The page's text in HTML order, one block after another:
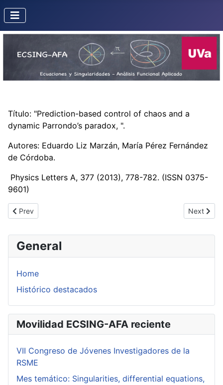
General
Home
Histórico destacados
Movilidad ECSING-AFA reciente
VII Congreso de Jóvenes Investigadores de la
RSME
Mes temático: Singularities, differential equations,
Título: "Prediction-based control of chaos and a
dynamic Parrondo’s paradox, ".
Autores: Eduardo Liz Marzán, María Pérez Fernández
de Córdoba.
Physics Letters A, 377 (2013), 778-782. (ISSN 0375-
9601)
Previous article: Percolación de Bernoulli de un pseudogrupo
Prev Next
Next